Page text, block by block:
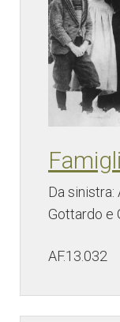
Da sinistra:
Gottardo e
AF.13.032